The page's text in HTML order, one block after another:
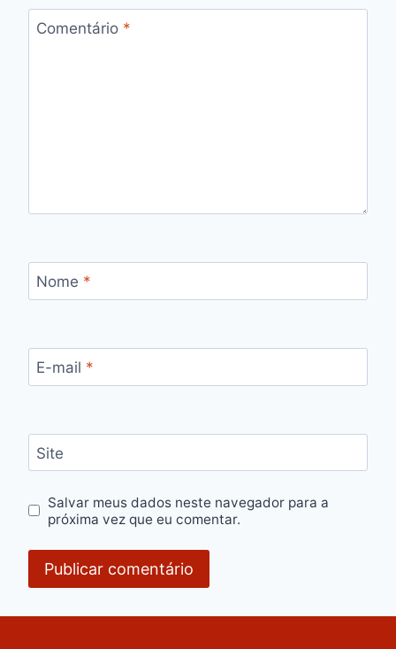
Comentário *
Nome *
E-mail *
Site
Salvar meus dados neste navegador para a
próxima vez que eu comentar.